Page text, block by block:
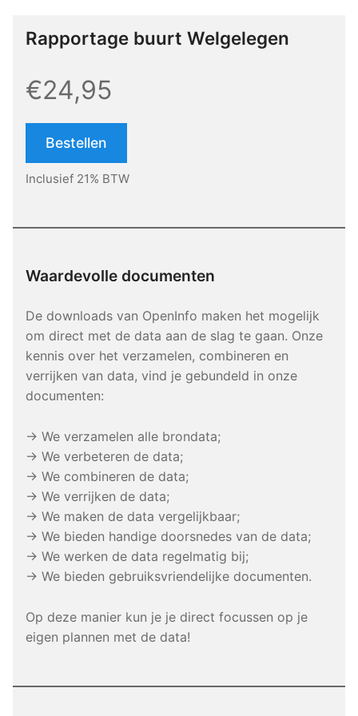
Rapportage buurt Welgelegen
€24,95
Bestellen
Inclusief 21% BTW
Waardevolle documenten
De downloads van OpenInfo maken het mogelijk
om direct met de data aan de slag te gaan. Onze
kennis over het verzamelen, combineren en
verrijken van data, vind je gebundeld in onze
documenten:
→ We verzamelen alle brondata;
→ We verbeteren de data;
→ We combineren de data;
→ We verrijken de data;
→ We maken de data vergelijkbaar;
→ We bieden handige doorsnedes van de data;
→ We werken de data regelmatig bij;
→ We bieden gebruiksvriendelijke documenten.
Op deze manier kun je je direct focussen op je
eigen plannen met de data!